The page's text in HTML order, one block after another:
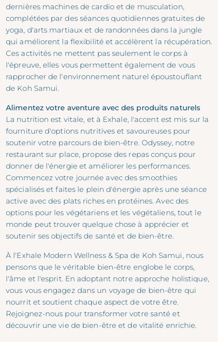
dernières machines de cardio et de musculation,
complétées par des séances quotidiennes gratuites de
yoga, d'arts martiaux et de randonnées dans la jungle
qui améliorent la flexibilité et accélèrent la récupération.
Ces activités ne mettent pas seulement le corps à
l'épreuve, elles vous permettent également de vous
rapprocher de l'environnement naturel époustouflant
de Koh Samui.
Alimentez votre aventure avec des produits naturels
La nutrition est vitale, et à Exhale, l'accent est mis sur la
fourniture d'options nutritives et savoureuses pour
soutenir votre parcours de bien-être. Odyssey, notre
restaurant sur place, propose des repas conçus pour
donner de l'énergie et améliorer les performances.
Commencez votre journée avec des smoothies
spécialisés et faites le plein d'énergie après une séance
active avec des plats riches en protéines. Avec des
options pour les végétariens et les végétaliens, tout le
monde peut trouver quelque chose à apprécier et
soutenir ses objectifs de santé et de bien-être.
À l'Exhale Modern Wellness & Spa de Koh Samui, nous
pensons que le véritable bien-être englobe le corps,
l'âme et l'esprit. En adoptant notre approche holistique,
vous vous engagez dans un voyage de bien-être qui
nourrit et soutient chaque aspect de votre être.
Rejoignez-nous pour transformer votre santé et
découvrir une vie de bien-être et de vitalité enrichie.